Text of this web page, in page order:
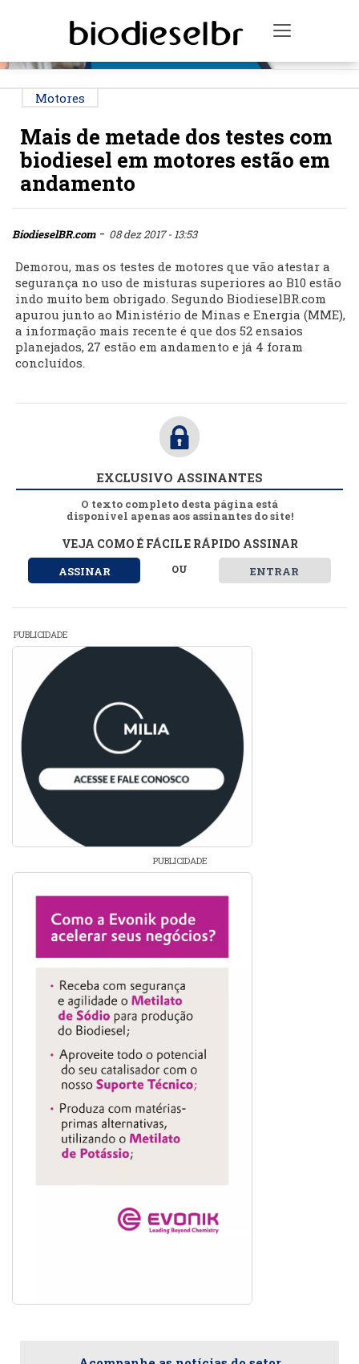
Toggle
Motores
Mais de metade dos testes com
biodiesel em motores estão em
andamento
BiodieselBR.com- 08 dez 2017 - 13:53
Demorou, mas os testes de motores que vão atestar a
segurança no uso de misturas superiores ao B10 estão
indo muito bem obrigado. Segundo BiodieselBR.com
apurou junto ao Ministério de Minas e Energia (MME),
a informação mais recente é que dos 52 ensaios
planejados, 27 estão em andamento e já 4 foram
concluídos.
EXCLUSIVO ASSINANTES
O texto completo desta página está
disponível apenas aos assinantes do site!
VEJA COMO É FÁCIL E RÁPIDO ASSINAR
ASSINAR OU ENTRAR
PUBLICIDADE
PUBLICIDADE